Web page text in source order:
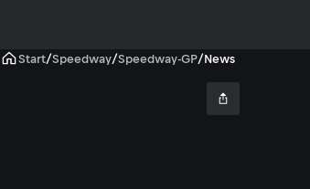
Start/Speedway/Speedway-GP/News